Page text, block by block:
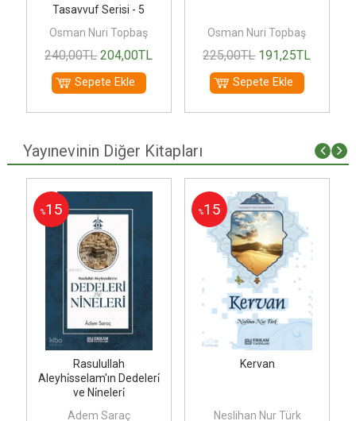
Tasavvuf Serisi - 5
Osman Nuri Topbaş
240,00TL 204,00TL
Sepete Ekle
Osman Nuri Topbaş
225,00TL 191,25TL
Sepete Ekle
Yayınevinin Diğer Kitapları
%15
Rasulullah
Aleyhi̇sselam'ın Dedeleri̇
ve Ni̇neleri̇
Adem Saraç
%15
Kervan
Neslihan Nur Türk